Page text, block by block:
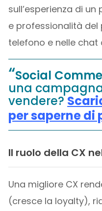
sull’esperienza di
e professionalità del
telefono e nelle chat
Social
una
vendere?
per saperne di
Il ruolo della CX
Una migliore CX
(cresce la loyalty),